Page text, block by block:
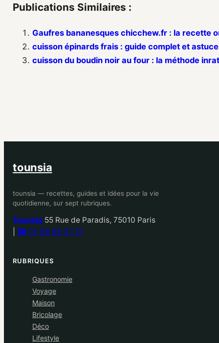
Publications Similaires :
Gaufres bananesques chicchew.fr : la recette
cuisson épinards frais : guide complet et
cuisson du boudin noir au four : la méthode
tounsia
tounsia — recettes, guides et idées pour la vie
quotidienne, sur sept rubriques.
Tounsia 55 Rue de Paradis, 75010 Paris
☎ 07 66 68 37 21
RUBRIQUES
Gastronomie
Voyage
Maison
Bricolage
Déco
Lifestyle